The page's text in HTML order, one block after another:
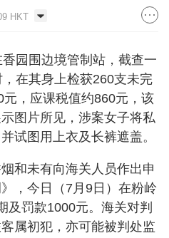
HKT
园围边境管制站，截查一
在其身上检获260支未完
，应课税值约860元，该
图片所见，涉案女子将私
试图用上衣及长裤遮盖。
和未有向海关人员作出申
，今日（7月9日）在粉岭
及罚款1000元。海关对判
属初犯，亦可能被判处监